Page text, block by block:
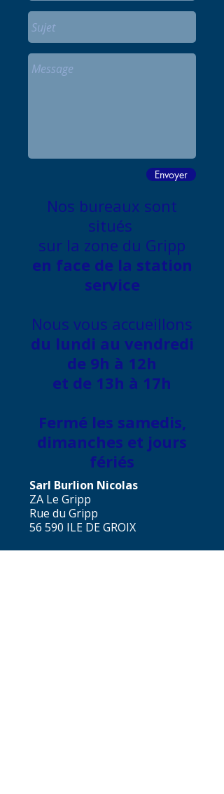
Envoyer
Nos bureaux sont
situés
sur la zone du Gripp
en face de la station
service
Nous vous accueillons
du lundi au vendredi
de 9h à 12h
et de 13h à 17h
Fermé les samedis,
dimanches et jours
fériés
Sarl Burlion Nicolas
ZA Le Gripp
Rue du Gripp
56 590 ILE DE GROIX
Tel.06 33 24 22 50